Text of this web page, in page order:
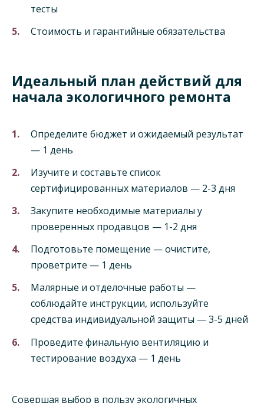
тесты
Стоимость и гарантийные обязательства
Идеальный план действий для
начала экологичного ремонта
Определите бюджет и ожидаемый результат
— 1 день
Изучите и составьте список
сертифицированных материалов — 2-3 дня
Закупите необходимые материалы у
проверенных продавцов — 1-2 дня
Подготовьте помещение — очистите,
проветрите — 1 день
Малярные и отделочные работы —
соблюдайте инструкции, используйте
средства индивидуальной защиты — 3-5 дней
Проведите финальную вентиляцию и
тестирование воздуха — 1 день
Совершая выбор в пользу экологичных